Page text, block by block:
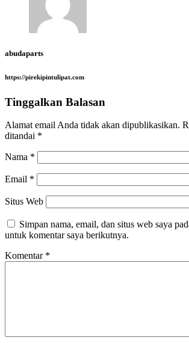
abudaparts
https://pirekipintulipat.com
Tinggalkan Balasan
Alamat email Anda tidak akan dipublikasikan.
ditandai *
Nama *
Email *
Situs Web
Simpan nama, email, dan situs web saya
untuk komentar saya berikutnya.
Komentar *